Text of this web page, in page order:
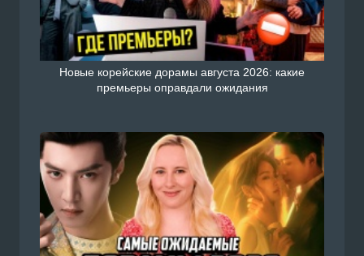
Новые корейские дорамы августа 2026: какие
премьеры оправдали ожидания